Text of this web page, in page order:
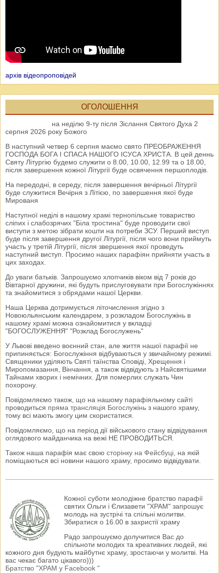
архів відеопроповідей
ОГОЛОШЕННЯ
на неділю 9-ту після Зіслання Святого Духа 2
серпня 2026 року Божого
В наступний четвер 6 серпня маємо свято ПРЕОБРАЖЕННЯ
ГОСПОДА БОГА І СПАСА НАШОГО ІСУСА ХРИСТА. В цей деннь
Святу Літургію будемо служити о 8.00, 10.00, 12.99 та о 18.00,
після завершення кожної Літургії буде освячення першоплодів.
На передодні, в середу, після завершення вечірньої Літургії
буде служитися Вечірня з Літією, по завершення якої буде
Мированя
Наступної неділі в нашому храмі тернопільське товариство
сліпих і слабозрячих "Біла тростина" буде проводити свої
виступи з метою зібрати кошти на потреби ЗСУ. Перший виступ
буде після завершення другої Літургії, після чого вони приймуть
участь у третій Літургії, після звершення якої проведуть
наступний виступ. Просимо наших парафіян прийняти участь в
цих заходах.
До уваги батьків. Запрошуємо хлопчиків віком від 7 років до
Вівтарної дружини, які будуть прислуговувати при Богослужіннях
та знайомитися з обрядами нашої Церкви.
Наша Церква дотримується літочислення згідно з
Новоюльянським календарем, з розкладом Богослужінь в
нашому храмі можна ознайомитися у вкладці
"БОГОСЛУЖЕННЯ" "Розклад Богослужень"
У Львові введено воєнний стан, але життя нашої парафії не
припиняється: Богослужіння відбуваються у звичайному режимі.
Священики уділяють Святі таїнства Сповіді, Хрещення і
Миропомазання, Вінчання, а також відвідують з Найсвятішими
Тайнами хворих і немічних. Для померлих служать Чин
похорону.
Повідомляємо також, що на нашому парафіяльному сайті
проводиться пряма трансляція Богослужінь з нашого храму,
тому всі мають змогу цим скористатися.
Повідомляємо, що на період дії військового стану відвідування
оглядового майданчика на вежі НЕ ПРОВОДИТЬСЯ.
Також наша парафія має свою сторінку на Фейсбуці, на якій
поміщаються всі новини нашого храму, просимо відвідувати.
Кожної суботи молодіжне братство парафії
святих Ольги і Єлизавети "ХРАМ" запрошує
молодь на зустрічі та спільні молитви.
Збиратися о 16.00 в захристії храму
Радо запрошуємо долучитися Вас до
спільноти молодих та креативних людей, які
кожного дня будують майбутнє храму, зростаючи у молитві. На
вас чекає багато цікавого)))
Братство "ХРАМ у Facebook "